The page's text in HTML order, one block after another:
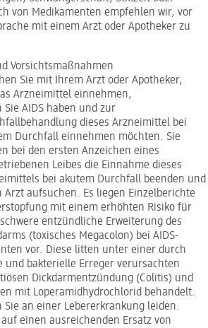
von Medikamenten empfehlen wir, vor
mit einem Arzt oder Apotheker zu
Vorsichtsmaßnahmen
Sie mit Ihrem Arzt oder Apotheker,
Arzneimittel einnehmen,
Sie AIDS haben und zur
dieses Arzneimittel bei
Durchfall einnehmen möchten. Sie
bei den ersten Anzeichen eines
Leibes die Einnahme dieses
bei akutem Durchfall beenden und
Arzt aufsuchen. Es liegen Einzelberichte
mit einem erhöhten Risiko für
entzündliche Erweiterung des
(toxisches Megacolon) bei AIDS-
vor. Diese litten unter einer durch
und bakterielle Erreger verursachten
Dickdarmentzündung (Colitis) und
mit Loperamidhydrochlorid behandelt.
Sie an einer Lebererkrankung leiden.
einen ausreichenden Ersatz von